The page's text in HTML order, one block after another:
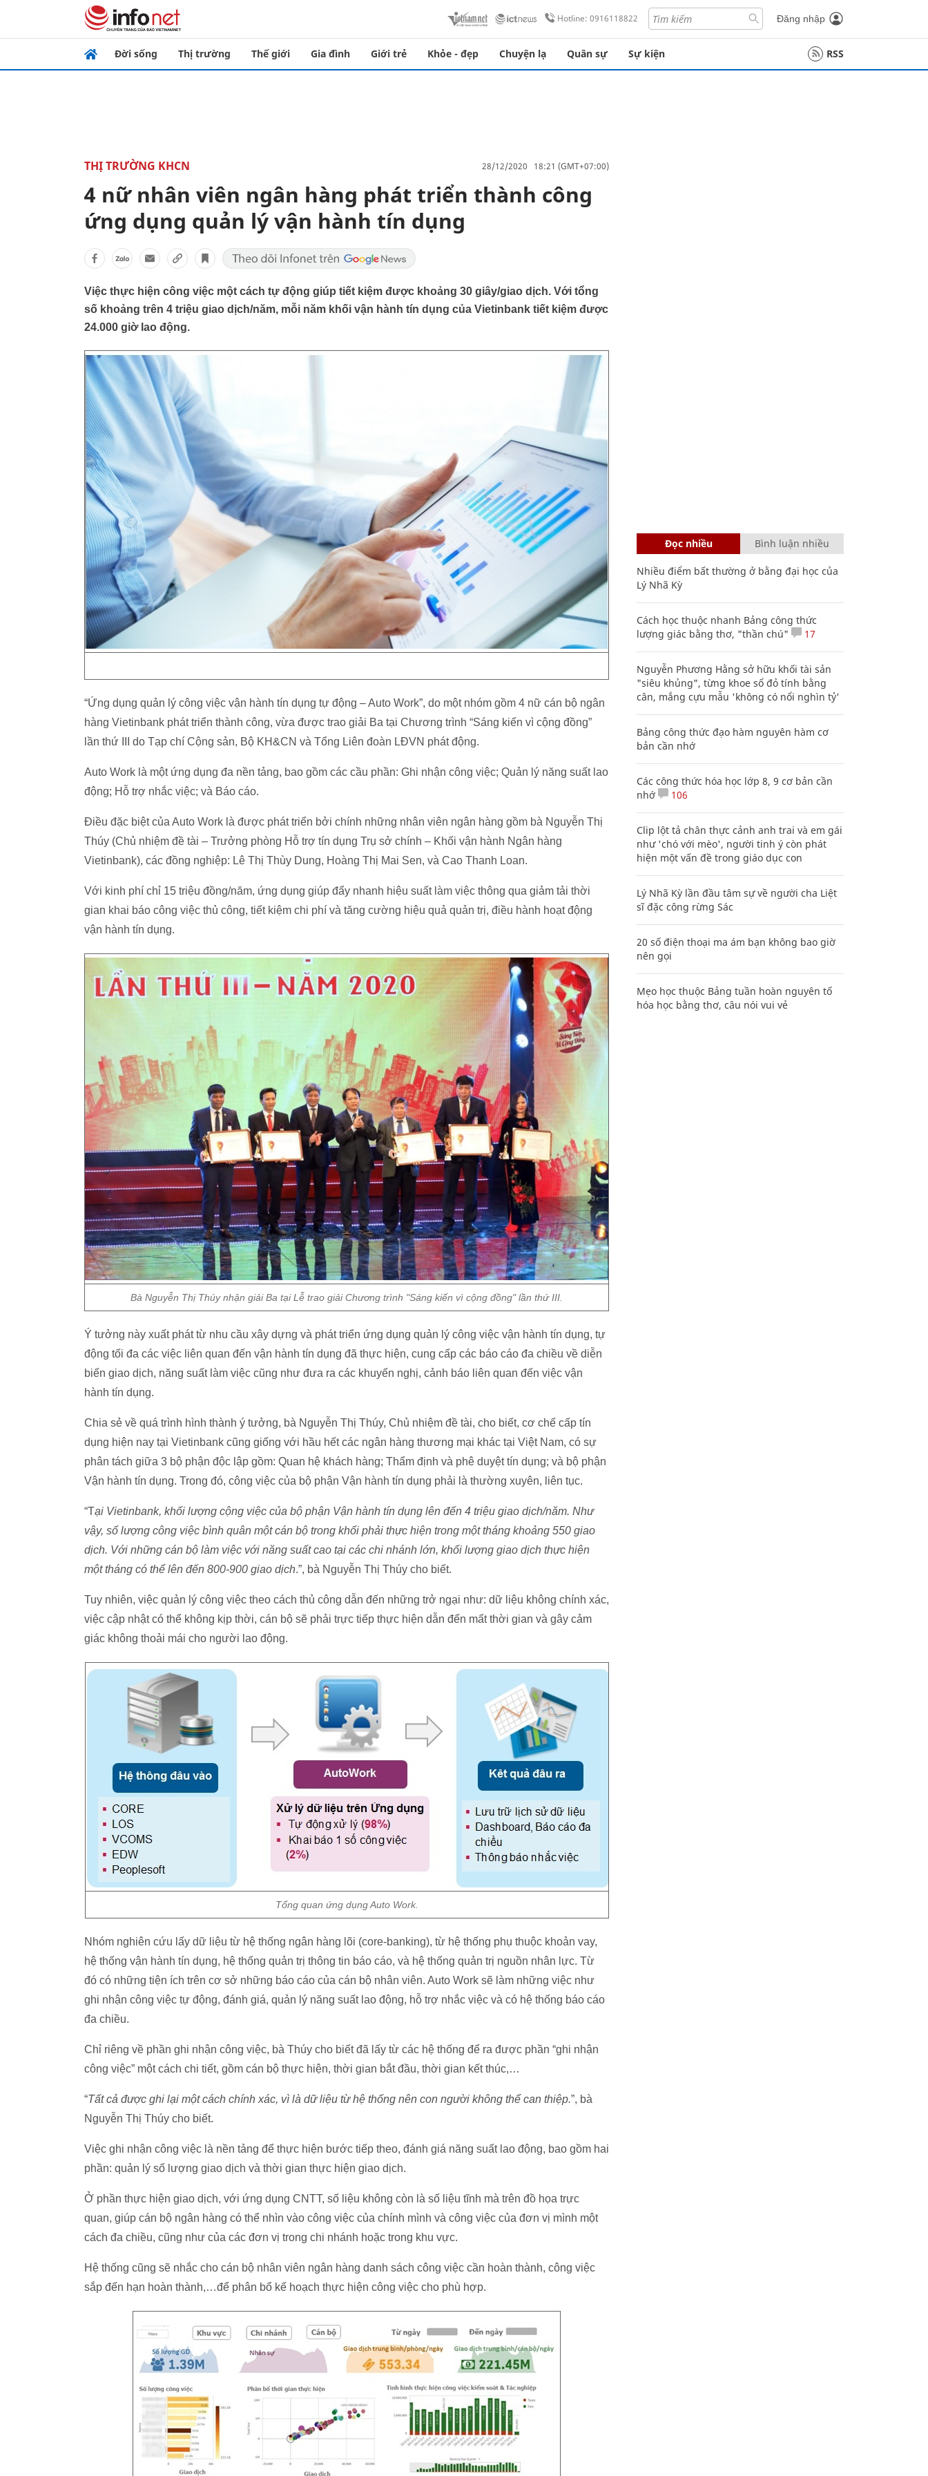
Hotline: 0916118822 Đăng nhập
Đời sống Thị trường Thế giới Gia đình Giới trẻ Khỏe - đẹp Chuyện lạ Quân sự Sự kiện RSS
THỊ TRƯỜNG KHCN 28/12/2020 18:21 (GMT+07:00)
4 nữ nhân viên ngân hàng phát triển thành công
ứng dụng quản lý vận hành tín dụng
Việc thực hiện công việc một cách tự động giúp tiết kiệm được khoảng 30 giây/giao dịch. Với tổng
số khoảng trên 4 triệu giao dịch/năm, mỗi năm khối vận hành tín dụng của Vietinbank tiết kiệm được
24.000 giờ lao động.
“Ứng dụng quản lý công việc vận hành tín dụng tự động – Auto Work”, do một nhóm gồm 4 nữ cán bộ ngân
hàng Vietinbank phát triển thành công, vừa được trao giải Ba tại Chương trình “Sáng kiến vì cộng đồng”
lần thứ III do Tạp chí Cộng sản, Bộ KH&CN và Tổng Liên đoàn LĐVN phát động.
Auto Work là một ứng dụng đa nền tảng, bao gồm các cầu phần: Ghi nhận công việc; Quản lý năng suất lao
động; Hỗ trợ nhắc việc; và Báo cáo.
Điều đặc biệt của Auto Work là được phát triển bởi chính những nhân viên ngân hàng gồm bà Nguyễn Thị
Thúy (Chủ nhiệm đề tài – Trưởng phòng Hỗ trợ tín dụng Trụ sở chính – Khối vận hành Ngân hàng
Vietinbank), các đồng nghiệp: Lê Thị Thùy Dung, Hoàng Thị Mai Sen, và Cao Thanh Loan.
Với kinh phí chỉ 15 triệu đồng/năm, ứng dụng giúp đẩy nhanh hiệu suất làm việc thông qua giảm tải thời
gian khai báo công việc thủ công, tiết kiệm chi phí và tăng cường hiệu quả quản trị, điều hành hoạt động
vận hành tín dụng.
Bà Nguyễn Thị Thúy nhận giải Ba tại Lễ trao giải Chương trình "Sáng kiến vì cộng đồng" lần thứ III.
Ý tưởng này xuất phát từ nhu cầu xây dựng và phát triển ứng dụng quản lý công việc vận hành tín dụng, tự
động tối đa các việc liên quan đến vận hành tín dụng đã thực hiện, cung cấp các báo cáo đa chiều về diễn
biến giao dịch, năng suất làm việc cũng như đưa ra các khuyến nghị, cảnh báo liên quan đến việc vận
hành tín dụng.
Chia sẻ về quá trình hình thành ý tưởng, bà Nguyễn Thị Thúy, Chủ nhiệm đề tài, cho biết, cơ chế cấp tín
dụng hiện nay tại Vietinbank cũng giống với hầu hết các ngân hàng thương mại khác tại Việt Nam, có sự
phân tách giữa 3 bộ phận độc lập gồm: Quan hệ khách hàng; Thẩm định và phê duyệt tín dụng; và bộ phận
Vận hành tín dụng. Trong đó, công việc của bộ phận Vận hành tín dụng phải là thường xuyên, liên tục.
“Tại Vietinbank, khối lượng cộng việc của bộ phận Vận hành tín dụng lên đến 4 triệu giao dịch/năm. Như
vậy, số lượng công việc bình quân một cán bộ trong khối phải thực hiện trong một tháng khoảng 550 giao
dịch. Với những cán bộ làm việc với năng suất cao tại các chi nhánh lớn, khối lượng giao dịch thực hiện
một tháng có thể lên đến 800-900 giao dịch.”, bà Nguyễn Thị Thúy cho biết.
Tuy nhiên, việc quản lý công việc theo cách thủ công dẫn đến những trở ngại như: dữ liệu không chính xác,
việc cập nhật có thể không kịp thời, cán bộ sẽ phải trực tiếp thực hiện dẫn đến mất thời gian và gây cảm
giác không thoải mái cho người lao động.
Tổng quan ứng dụng Auto Work.
Nhóm nghiên cứu lấy dữ liệu từ hệ thống ngân hàng lõi (core-banking), từ hệ thống phụ thuộc khoản vay,
hệ thống vận hành tín dụng, hệ thống quản trị thông tin báo cáo, và hệ thống quản trị nguồn nhân lực. Từ
đó có những tiện ích trên cơ sở những báo cáo của cán bộ nhân viên. Auto Work sẽ làm những việc như
ghi nhận công việc tự động, đánh giá, quản lý năng suất lao động, hỗ trợ nhắc việc và có hệ thống báo cáo
đa chiều.
Chỉ riêng về phần ghi nhận công việc, bà Thúy cho biết đã lấy từ các hệ thống để ra được phần “ghi nhận
công việc” một cách chi tiết, gồm cán bộ thực hiện, thời gian bắt đầu, thời gian kết thúc,…
“Tất cả được ghi lại một cách chính xác, vì là dữ liệu từ hệ thống nên con người không thể can thiệp.”, bà
Nguyễn Thị Thúy cho biết.
Việc ghi nhận công việc là nền tảng để thực hiện bước tiếp theo, đánh giá năng suất lao động, bao gồm hai
phần: quản lý số lượng giao dịch và thời gian thực hiện giao dịch.
Ở phần thực hiện giao dịch, với ứng dụng CNTT, số liệu không còn là số liệu tĩnh mà trên đồ họa trực
quan, giúp cán bộ ngân hàng có thể nhìn vào công việc của chính mình và công việc của đơn vị mình một
cách đa chiều, cũng như của các đơn vị trong chi nhánh hoặc trong khu vực.
Hệ thống cũng sẽ nhắc cho cán bộ nhân viên ngân hàng danh sách công việc cần hoàn thành, công việc
sắp đến hạn hoàn thành,…để phân bổ kế hoạch thực hiện công việc cho phù hợp.
Đọc nhiều Bình luận nhiều
Nhiều điểm bất thường ở bằng đại học của
Lý Nhã Kỳ
Cách học thuộc nhanh Bảng công thức
lượng giác bằng thơ, "thần chú"
17
Nguyễn Phương Hằng sở hữu khối tài sản
"siêu khủng", từng khoe sổ đỏ tính bằng
cân, mắng cựu mẫu 'không có nổi nghìn tỷ'
Bảng công thức đạo hàm nguyên hàm cơ
bản cần nhớ
Các công thức hóa học lớp 8, 9 cơ bản cần
nhớ
106
Clip lột tả chân thực cảnh anh trai và em gái
như 'chó với mèo', người tinh ý còn phát
hiện một vấn đề trong giáo dục con
Lý Nhã Kỳ lần đầu tâm sự về người cha Liệt
sĩ đặc công rừng Sác
20 số điện thoại ma ám bạn không bao giờ
nên gọi
Mẹo học thuộc Bảng tuần hoàn nguyên tố
hóa học bằng thơ, câu nói vui vẻ